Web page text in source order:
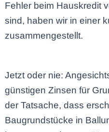
Fehler beim Hauskredit
sind, haben wir in einer
zusammengestellt.
Jetzt oder nie:
günstigen Zinsen für
der Tatsache, dass
Baugrundstücke in